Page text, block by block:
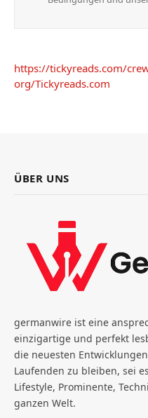
https://tickyreads.com/
org/Tickyreads.com
ÜBER UNS
germanwire ist eine
einzigartige und perfekt
die neuesten
Laufenden zu bleiben, sei
Lifestyle, Prominente,
ganzen Welt.